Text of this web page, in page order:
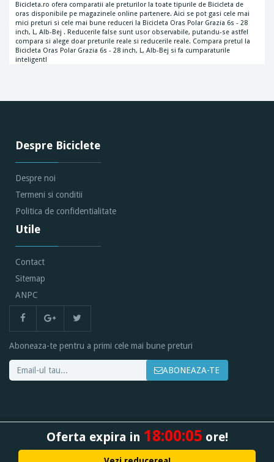
Bicicleta.ro ofera comparatii ale preturilor la toate tipurile de Bicicleta de
oras disponibile pe magazinele online partenere. Aici se pot gasi cele mai
mici preturi si cele mai bune reduceri la Bicicleta Oras Polar Grazia 6s - 28
inch, L, Alb-Bej . Reducerile false sunt usor observabile, putandu-se astfel
compara si alege doar preturile reale si reducerile reale. Compara pretul la
Bicicleta Oras Polar Grazia 6s - 28 inch, L, Alb-Bej si fa cumparaturile
inteligent!
Oferta expira in 18:00:04 ore!
Despre Biciclete
Despre noi
Termeni si conditii
Politica de confidentialitate
Utile
Contact
Sitemap
ANPC
Aboneaza-te pentru a primi cele mai bune preturi
ABONEAZA-TE
Toate drepturile rezervate @ 2026 - Biciclete